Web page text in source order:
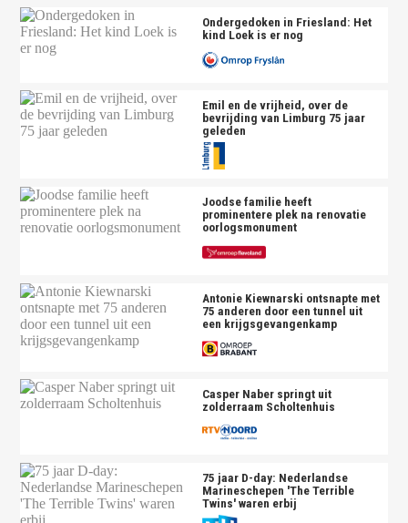
Ondergedoken in Friesland: Het
kind Loek is er nog
Emil en de vrijheid, over de
bevrijding van Limburg 75 jaar
geleden
Joodse familie heeft
prominentere plek na renovatie
oorlogsmonument
Antonie Kiewnarski ontsnapte met
75 anderen door een tunnel uit
een krijgsgevangenkamp
Casper Naber springt uit
zolderraam Scholtenhuis
75 jaar D-day: Nederlandse
Marineschepen 'The Terrible
Twins' waren erbij